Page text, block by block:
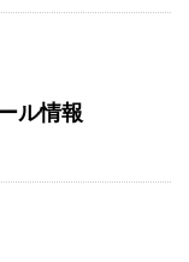
ル情報